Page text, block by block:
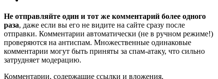
Не отправляйте один и тот же комментарий более одного
раза, даже если вы его не видите на сайте сразу после
отправки. Комментарии автоматически (не в ручном режиме!)
проверяются на антиспам. Множественные одинаковые
комментарии могут быть приняты за спам-атаку, что сильно
затрудняет модерацию.
Комментарии, содержащие ссылки и вложения,